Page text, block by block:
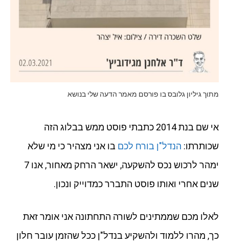
מתוך גיליון גלובס בו פורסם מאמר הדעה שלי בנושא
אי שם בנת 2014 כתבתי פוסט ממש בבלוג הזה
שכותרתו: הנדל"ן בורח לכם בו אני מצהיר כי מי שלא
ימהר לרכוש נכס להשקעה, ישאר הרחק מאחור, אנו 7
שנים אחרי ואותו פוסט התברר כמדוייק ונכון.
לאלו מכם שממתינים לשורה התחתונה אני אומר זאת
כך, מהרו ללמוד ולהשקיע בנדל"ן ככל שהזמן עובר חלון